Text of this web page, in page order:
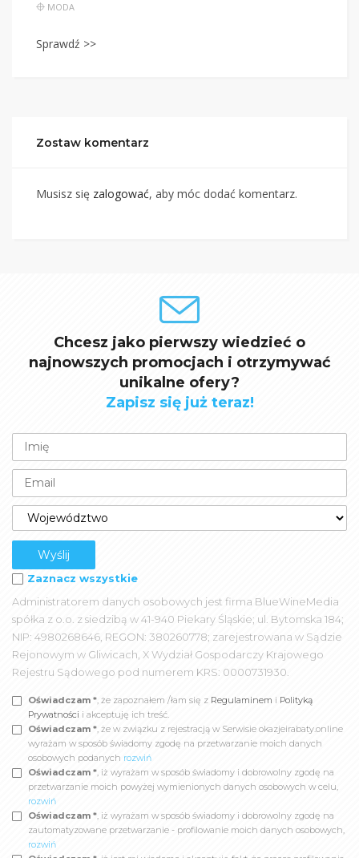
MODA
Sprawdź >>
Zostaw komentarz
Musisz się zalogować, aby móc dodać komentarz.
Chcesz jako pierwszy wiedzieć o
najnowszych promocjach i otrzymywać
unikalne ofery?
Zapisz się już teraz!
Zaznacz wszystkie
Administratorem danych osobowych jest firma BlueWineMedia
spółka z o.o. z siedzibą w 41-940 Piekary Śląskie; ul. Bytomska 184;
NIP: 4980268646, REGON: 380260778; zarejestrowana w Sądzie
Rejonowym w Gliwicach, X Wydział Gospodarczy Krajowego
Rejestru Sądowego pod numerem KRS: 0000731930.
Oświadczam *, że zapoznałem /łam się z Regulaminem i Polityką
Prywatności i akceptuję ich treść.
Oświadczam *, że w związku z rejestracją w Serwisie okazjeirabaty.online
wyrażam w sposób świadomy zgodę na przetwarzanie moich danych
osobowych podanych rozwiń
Oświadczam *, iż wyrażam w sposób świadomy i dobrowolny zgodę na
przetwarzanie moich powyżej wymienionych danych osobowych w celu,
rozwiń
Oświadczam *, iż wyrażam w sposób świadomy i dobrowolny zgodę na
zautomatyzowane przetwarzanie - profilowanie moich danych osobowych,
rozwiń